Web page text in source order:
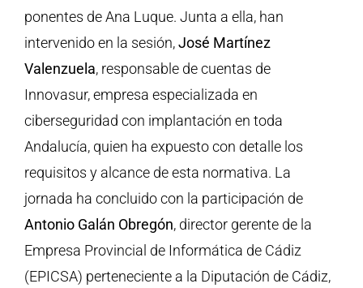
ponentes de Ana Luque. Junta a ella, han
intervenido en la sesión,José Martínez
Valenzuela, responsable de cuentas de
Innovasur, empresa especializada en
ciberseguridad con implantación en toda
Andalucía, quien ha expuesto con detalle los
requisitos y alcance de esta normativa. La
jornada ha concluido con la participación de
Antonio Galán Obregón, director gerente de la
Empresa Provincial de Informática de Cádiz
(EPICSA) perteneciente a la Diputación de Cádiz,